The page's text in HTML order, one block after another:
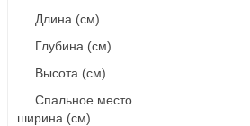
Длина (см)
Глубина (см)
Высота (см)
Спальное место
ширина (см)